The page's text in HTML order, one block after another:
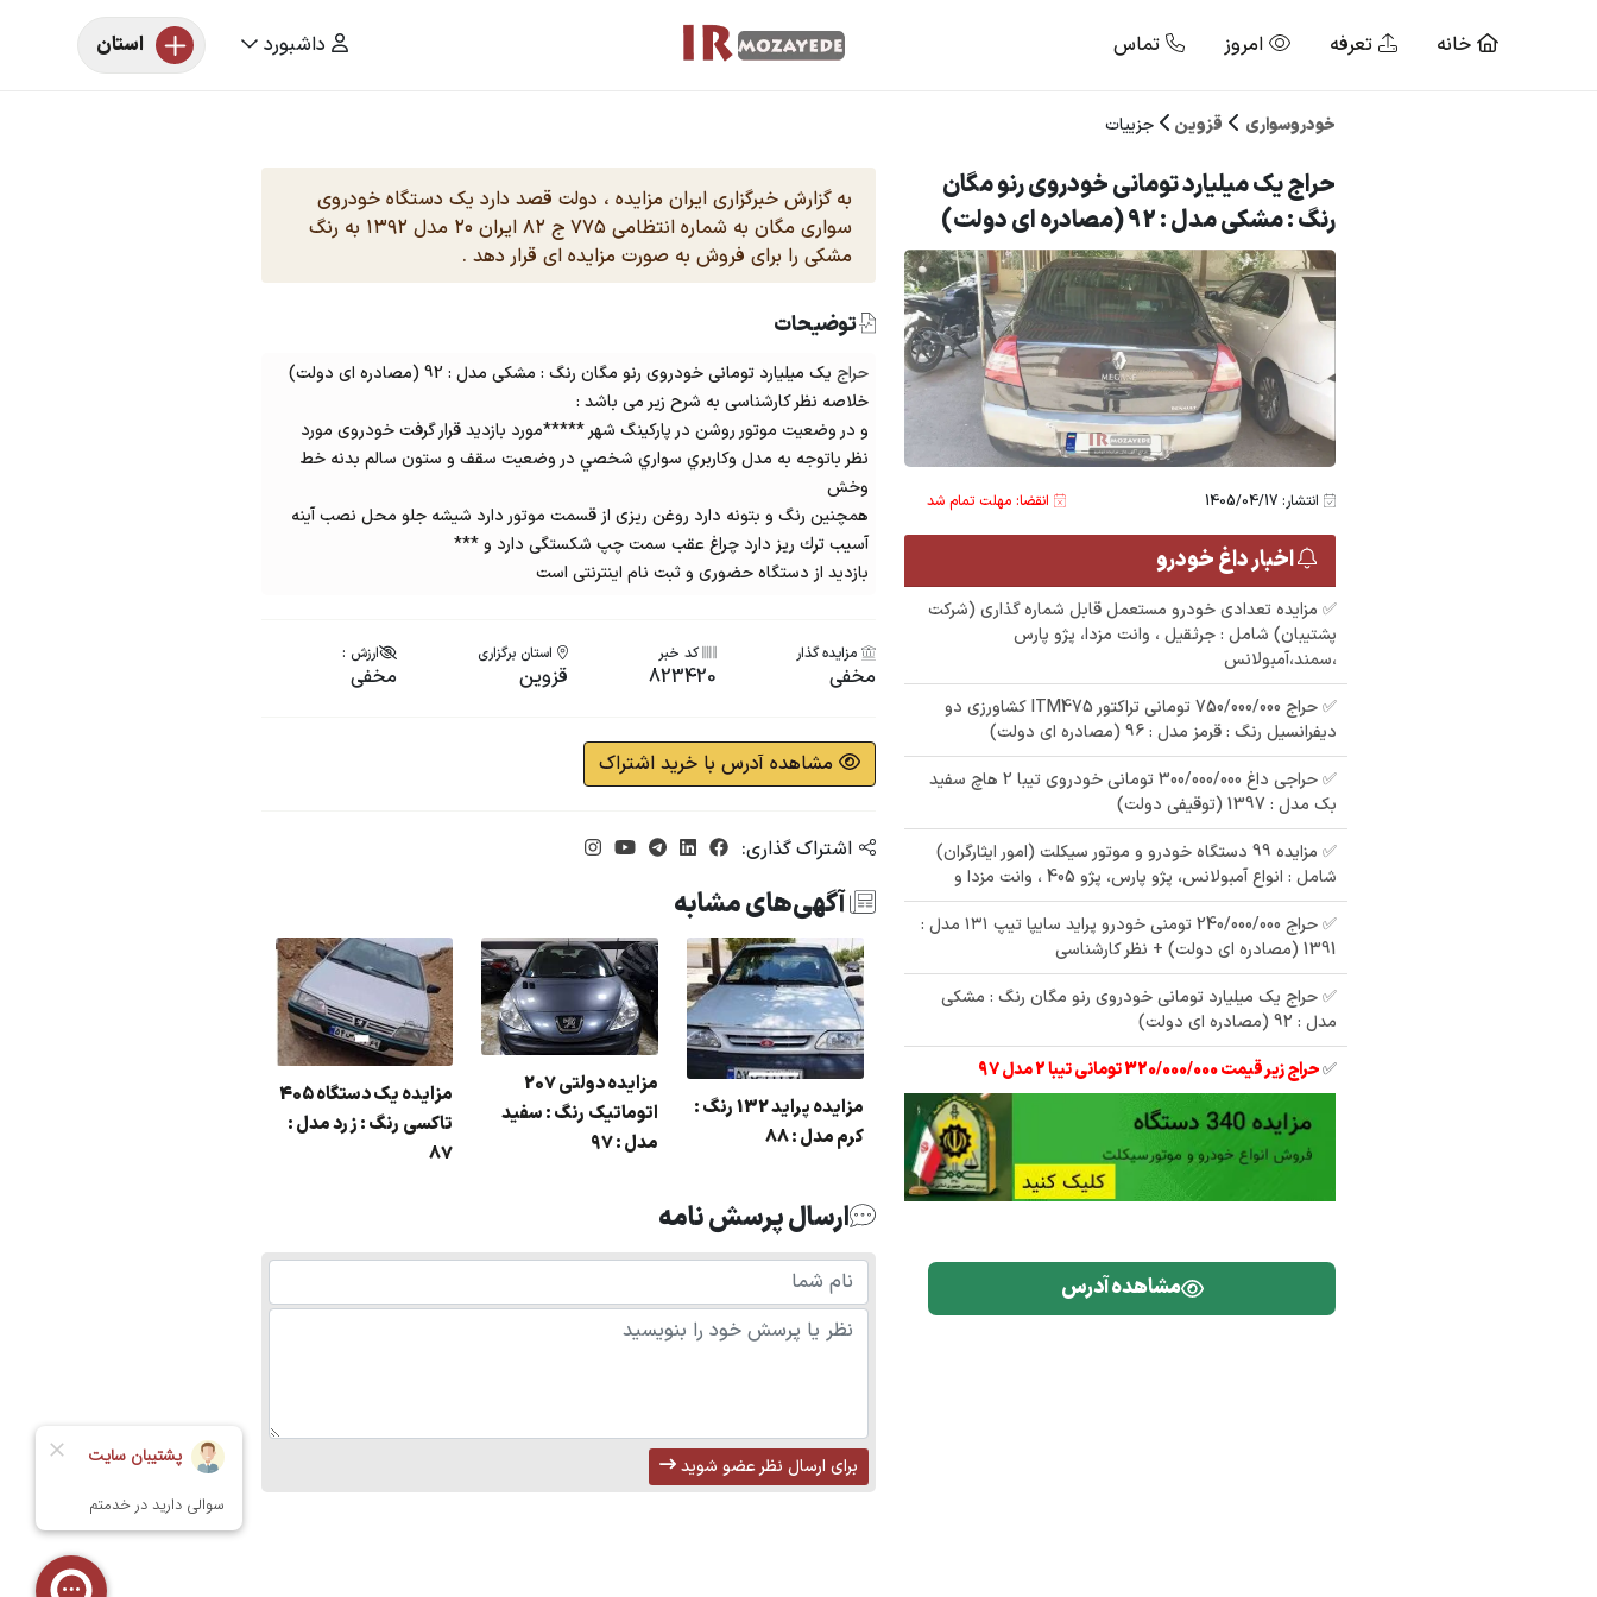
خانه تعرفه امروز تماس داشبورد استان
خودروسواری قزوین جزییات
حراج یک میلیارد تومانی خودروی رنو مگان
رنگ : مشکی مدل : 92 (مصادره ای دولت)
انتشار: 1405/04/17 انقضا: مهلت تمام شد
اخبار داغ خودرو
✅ مزایده تعدادی خودرو مستعمل قابل شماره گذاری (شرکت
پشتیبان) شامل : جرثقیل ، وانت مزدا، پژو پارس
،سمند،آمبولانس
✅ حراج 750/000/000 تومانی تراکتور ITM475 کشاورزی دو
دیفرانسیل رنگ : قرمز مدل : 96 (مصادره ای دولت)
✅ حراجی داغ 300/000/000 تومانی خودروی تیبا 2 هاچ سفید
بک مدل : 1397 (توقیفی دولت)
✅ مزایده 99 دستگاه خودرو و موتور سیکلت (امور ایثارگران)
شامل : انواع آمبولانس، پژو پارس، پژو 405 ، وانت مزدا و
✅ حراج 240/000/000 تومنی خودرو پراید سایپا تیپ ۱۳۱ مدل :
1391 (مصادره ای دولت) + نظر کارشناسی
✅ حراج یک میلیارد تومانی خودروی رنو مگان رنگ : مشکی
مدل : 92 (مصادره ای دولت)
✅حراج زیر قیمت 320/000/000 تومانی تیبا 2 مدل 97
مشاهده آدرس
به گزارش خبرگزاری ایران مزایده ، دولت قصد دارد یک دستگاه خودروی
سواری مگان به شماره انتظامی ۷۷۵ ج ۸۲ ایران ۲۰ مدل ۱۳۹۲ به رنگ
مشکی را برای فروش به صورت مزایده ای قرار دهد .
توضیحات
حراج یک میلیارد تومانی خودروی رنو مگان رنگ : مشکی مدل : 92 (مصادره ای دولت)
خلاصه نظر کارشناسی به شرح زیر می باشد :
و در وضعیت موتور روشن در پارکینگ شهر *****مورد بازدید قرار گرفت خودروی مورد
نظر باتوجه به مدل وكاربري سواري شخصي در وضعیت سقف و ستون سالم بدنه خط
وخش
همچنین رنگ و بتونه دارد روغن ریزی از قسمت موتور دارد شیشه جلو محل نصب آینه
آسیب ترك ريز دارد چراغ عقب سمت چپ شکستگی دارد و ***
بازدید از دستگاه حضوری و ثبت نام اینترنتی است
مزایده گذار
مخفی
کد خبر
823420
استان برگزاری
قزوین
ارزش :
مخفی
مشاهده آدرس با خرید اشتراک
اشتراک گذاری:
آگهی‌های مشابه
مزایده یک دستگاه 405
تاکسی رنگ : زرد مدل :
87
مزایده دولتی 207
اتوماتیک رنگ : سفید
مدل : 97
مزایده پراید 132 رنگ :
کرم مدل : 88
ارسال پرسش نامه
برای ارسال نظر عضو شوید